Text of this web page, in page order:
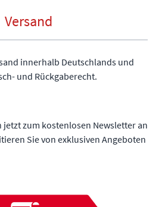
Versand
innerhalb Deutschlands und
und Rückgaberecht.
jetzt zum kostenlosen Newsletter an
Sie von exklusiven Angeboten